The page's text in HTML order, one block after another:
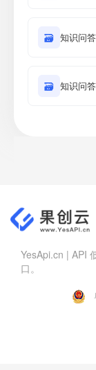
🗃 知识问
🗃 知识问
YesApi.cn | API
口。